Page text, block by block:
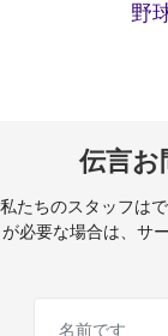
野
伝言お
私たちのスタッフは
が必要な場合は、サ